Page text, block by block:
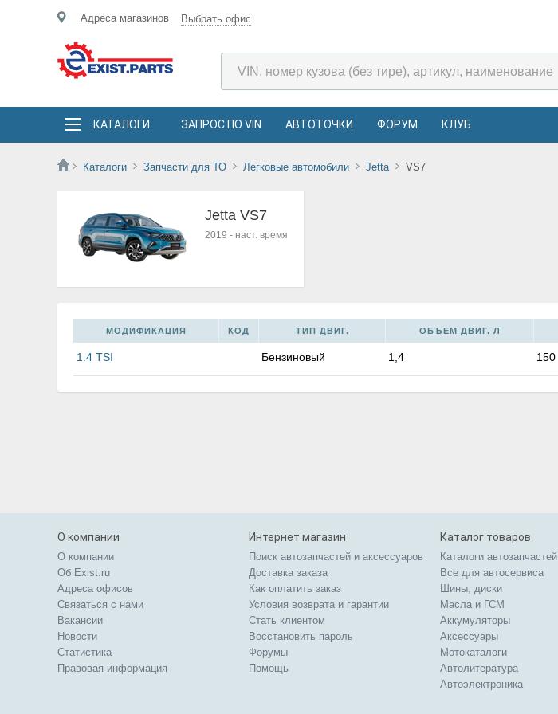
Адреса магазинов Выбрать офис
КАТАЛОГИ ЗАПРОС ПО VIN АВТОТОЧКИ ФОРУМ КЛУБ
Каталоги Запчасти для ТО Легковые автомобили Jetta VS7
Jetta VS7
2019 - наст. время
МОДИФИКАЦИЯ КОД ТИП ДВИГ. ОБЪЕМ ДВИГ. Л
1.4 TSI Бензиновый 1,4 150
О компании
О компании
Об Exist.ru
Адреса офисов
Связаться с нами
Вакансии
Новости
Статистика
Правовая информация
Интернет магазин
Поиск автозапчастей и аксессуаров
Доставка заказа
Как оплатить заказ
Условия возврата и гарантии
Стать клиентом
Восстановить пароль
Форумы
Помощь
Каталог товаров
Каталоги автозапчастей
Все для автосервиса
Шины, диски
Масла и ГСМ
Аккумуляторы
Аксессуары
Мотокаталоги
Автолитература
Автоэлектроника